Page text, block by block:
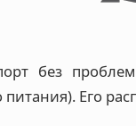
без
Его